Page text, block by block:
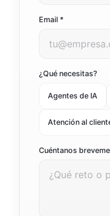
Email *
¿Qué necesitas?
Agentes de IA
Atención al
Cuéntanos